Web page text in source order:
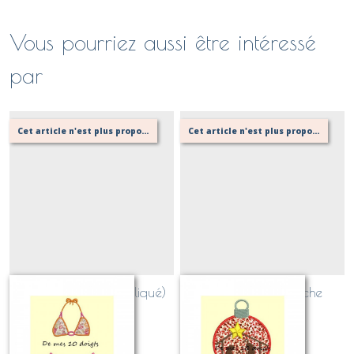
Vous pourriez aussi être intéressé
par
Cet article n'est plus proposé, retournez au menu principal ou contactez moi!
Maillot de Bain (appliqué)
Sur demande
Cet article n'est plus proposé, retournez au menu principal ou contactez moi!
Boule de Noel creche
(appliqué)
Sur demande